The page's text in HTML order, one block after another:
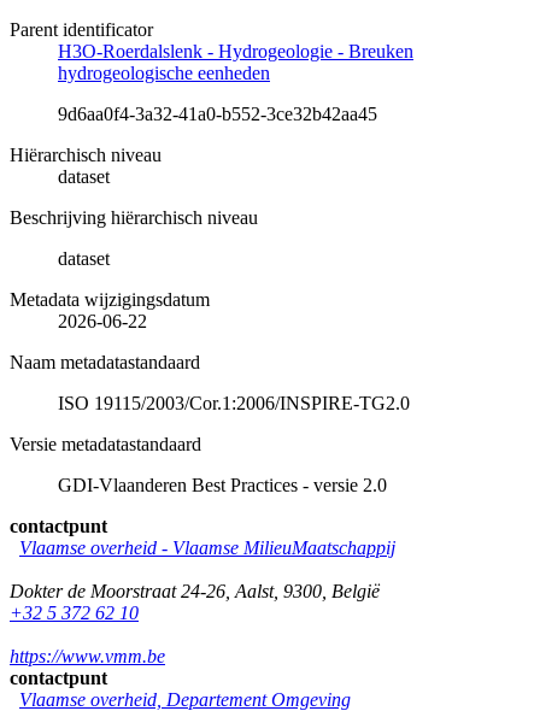
Parent identificator
H3O-Roerdalslenk - Hydrogeologie - Breuken
hydrogeologische eenheden
9d6aa0f4-3a32-41a0-b552-3ce32b42aa45
Hiërarchisch niveau
dataset
Beschrijving hiërarchisch niveau
dataset
Metadata wijzigingsdatum
2026-06-22
Naam metadatastandaard
ISO 19115/2003/Cor.1:2006/INSPIRE-TG2.0
Versie metadatastandaard
GDI-Vlaanderen Best Practices - versie 2.0
contactpunt
Vlaamse overheid - Vlaamse MilieuMaatschappij
Dokter de Moorstraat 24-26 Aalst, 9300 België
+32 5 372 62 10
https://www.vmm.be
contactpunt
Vlaamse overheid, Departement Omgeving